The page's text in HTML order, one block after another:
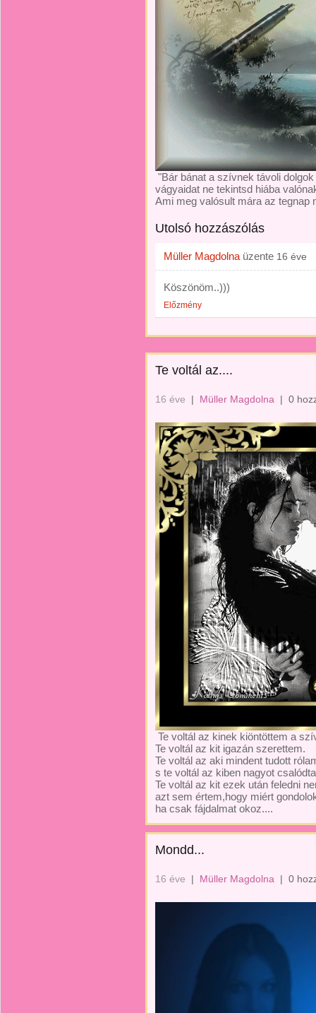
"Bár bánat a szívnek távoli
vágyaidat ne tekintsd hiába
Ami meg valósult mára az tegnap
Utolsó hozzászólás
Müller Magdolna üzente 16 éve
Köszönöm..)))
Előzmény
Te voltál az....
16 éve | Müller Magdolna | 0
Te voltál az kinek kiöntöttem a
Te voltál az kit igazán szerettem.
Te voltál az aki mindent tudott
s te voltál az kiben nagyot
Te voltál az kit ezek után feledni
azt sem értem,hogy miért
ha csak fájdalmat okoz....
Mondd...
16 éve | Müller Magdolna | 0